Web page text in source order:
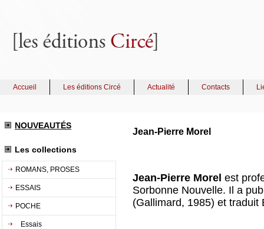
Accueil Les éditions Circé Actualité Contacts
NOUVEAUTÉS
Les collections
ROMANS, PROSES
ESSAIS
POCHE
Essais
Jean-Pierre Morel
Jean-Pierre Morel est
Sorbonne Nouvelle. Il a
(Gallimard, 1985) et traduit